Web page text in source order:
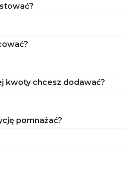
kwoty chcesz dodawać?
pomnażać?